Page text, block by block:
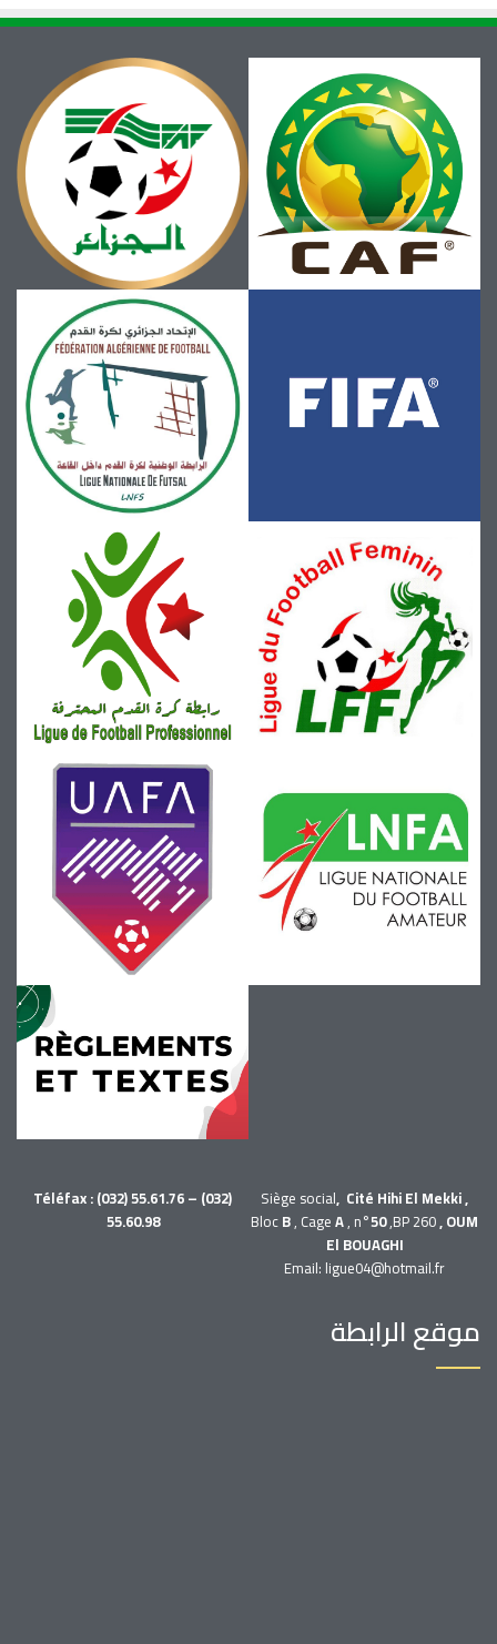
Siège social, Cité Hihi El Mekki ,
BlocB, CageA, n°50,BP 260, OUM
El BOUAGHI
Téléfax : (032) 55.61.76 – (032)
55.60.98
Email: ligue04@hotmail.fr
موقع الرابطة